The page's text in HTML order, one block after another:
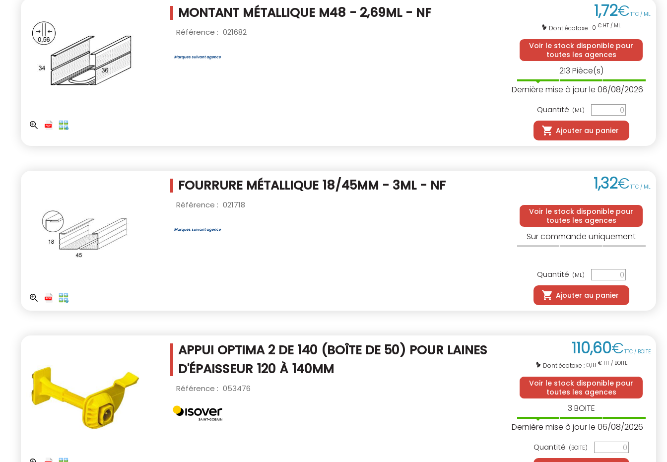
MONTANT MÉTALLIQUE M48 - 2,69ML - NF
Référence : 021682
1,72€TTC / ML
Dont écotaxe : 0 € HT / ML
Voir le stock disponible pour
toutes les agences
213 Pièce(s)
Dernière mise à jour le 06/08/2026
Quantité (ML)
Ajouter au panier
FOURRURE MÉTALLIQUE 18/45MM - 3ML - NF
Référence : 021718
1,32€TTC / ML
Voir le stock disponible pour
toutes les agences
Sur commande uniquement
Quantité (ML)
Ajouter au panier
APPUI OPTIMA 2 DE 140 (BOÎTE DE 50) POUR LAINES
D'ÉPAISSEUR 120 À 140MM
Référence : 053476
110,60€TTC / BOITE
Dont écotaxe : 0,18 € HT / BOITE
Voir le stock disponible pour
toutes les agences
3 BOITE
Dernière mise à jour le 06/08/2026
Quantité (BOITE)